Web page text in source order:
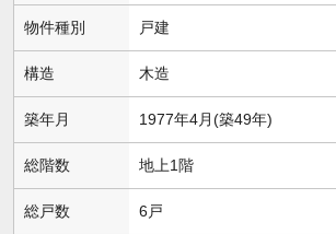
物件種別 戸建
構造 木造
築年月 1977年4月(築49年)
総階数 地上1階
総戸数 6戸